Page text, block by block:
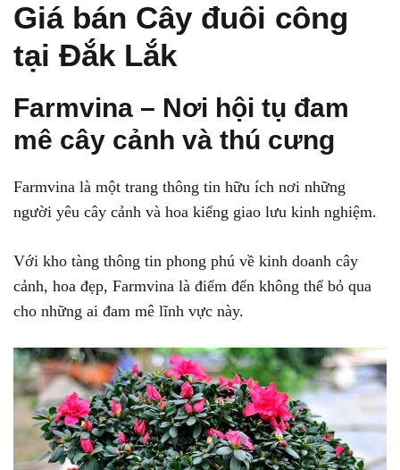
Giá bán Cây đuôi công
tại Đắk Lắk
Farmvina – Nơi hội tụ đam
mê cây cảnh và thú cưng
Farmvina là một trang thông tin hữu ích nơi những
người yêu cây cảnh và hoa kiểng giao lưu kinh nghiệm.
Với kho tàng thông tin phong phú về kinh doanh cây
cảnh, hoa đẹp, Farmvina là điểm đến không thể bỏ qua
cho những ai đam mê lĩnh vực này.